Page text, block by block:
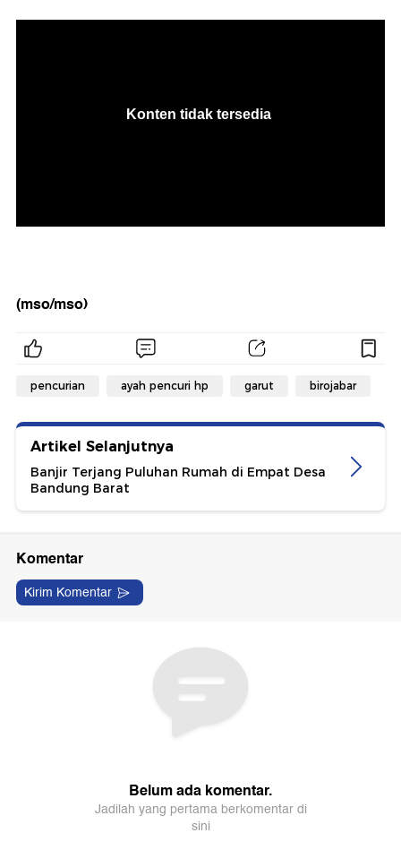
(mso/mso)
pencurian ayah pencuri hp garut birojabar
Artikel Selanjutnya
Banjir Terjang Puluhan Rumah di Empat Desa
Bandung Barat